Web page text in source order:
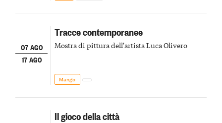
07 AGO
17 AGO
Tracce contemporanee
Mostra di pittura dell'artista Luca Olivero
Mango
Il gioco della città